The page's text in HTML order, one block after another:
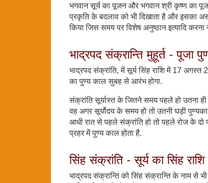
भगवान सूर्य का पूजन और भगवान श्री कृष्ण का
प्रकृति के बदलाव को भी दिखाता है और इसका
किया जिस समय पर विशेष अनुष्ठान इत्यादि
भाद्रपद संक्रान्ति मुहूर्त - पूजा
भाद्रपद संक्रांति, में सूर्य सिंह राशि में 17
का पुण्य काल सुबह से आरंभ होगा.
संक्रांति सूर्यास्त के जितने समय पहले हो उतना
वह अगर सूर्योदय के समय हो तो उतनी घड़ी
आधी रात से पहले संक्रांति हो तो पहले रोज के दो
प्रहर में पुण्य काल होता है.
सिंह संक्रांति - सूर्य का सिंह
भाद्रपद संक्रान्ति को सिंह संक्रान्ति के नाम से